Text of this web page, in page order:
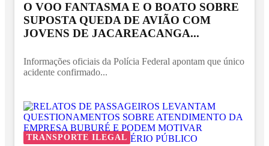
O VOO FANTASMA E O BOATO SOBRE
SUPOSTA QUEDA DE AVIÃO COM
JOVENS DE JACAREACANGA...
Informações oficiais da Polícia Federal apontam que único
acidente confirmado...
TRANSPORTE ILEGAL